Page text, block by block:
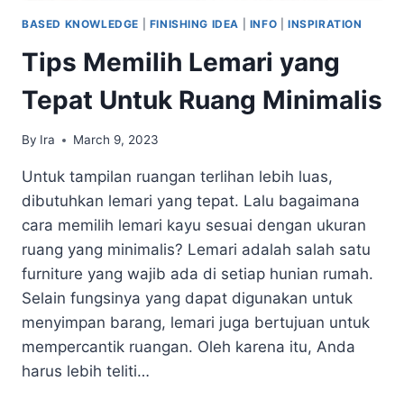
BASED KNOWLEDGE FINISHING IDEA INFO |INSPIRATION
Tips Memilih Lemari yang
Tepat Untuk Ruang Minimalis
By Ira March 9, 2023
Untuk tampilan ruangan terlihan lebih luas,
dibutuhkan lemari yang tepat. Lalu bagaimana
cara memilih lemari kayu sesuai dengan ukuran
ruang yang minimalis? Lemari adalah salah satu
furniture yang wajib ada di setiap hunian rumah.
Selain fungsinya yang dapat digunakan untuk
menyimpan barang, lemari juga bertujuan untuk
mempercantik ruangan. Oleh karena itu, Anda
harus lebih teliti…